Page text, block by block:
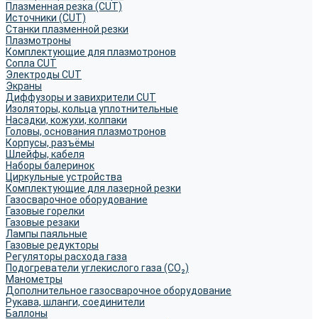
Плазменная резка (CUT)
Источники (CUT)
Станки плазменной резки
Плазмотроны
Комплектующие для плазмотронов
Сопла CUT
Электроды CUT
Экраны
Диффузоры и завихрители CUT
Изоляторы, кольца уплотнительные
Насадки, кожухи, колпаки
Головы, основания плазмотронов
Корпусы, разъёмы
Шлейфы, кабеля
Наборы балеринок
Циркульные устройства
Комплектующие для лазерной резки
Газосварочное оборудование
Газовые горелки
Газовые резаки
Лампы паяльные
Газовые редукторы
Регуляторы расхода газа
Подогреватели углекислого газа (CO₂)
Манометры
Дополнительное газосварочное оборудование
Рукава, шланги, соединители
Баллоны